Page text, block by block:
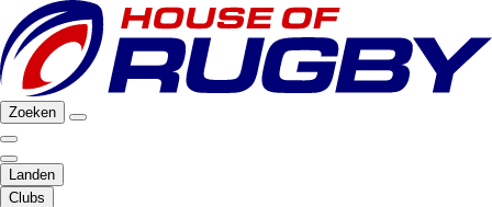
Zoeken
Landen
Clubs